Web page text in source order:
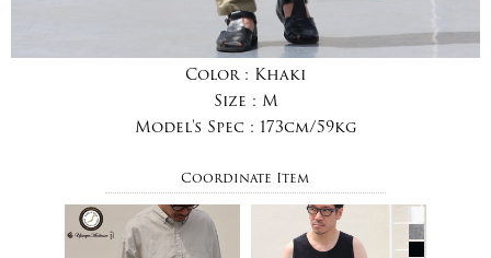
Color : Khaki
Size : M
Model's Spec : 173cm/59kg
Coordinate Item